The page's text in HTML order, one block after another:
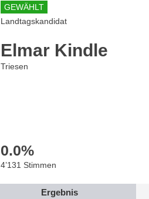
GEWÄHLT
Landtagskandidat
Elmar Kindle
Triesen
0.0%
4’131 Stimmen
Ergebnis